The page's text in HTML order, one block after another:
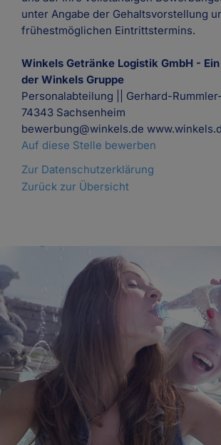
unter Angabe der Gehaltsvorstellung
frühestmöglichen Eintrittstermins.
Winkels Getränke Logistik GmbH -
der Winkels Gruppe
Personalabteilung || Gerhard-Rummler-
74343 Sachsenheim
bewerbung@winkels.de
Auf diese Stelle bewerben
Zur Datenschutzerklärung
Zurück zur Übersicht